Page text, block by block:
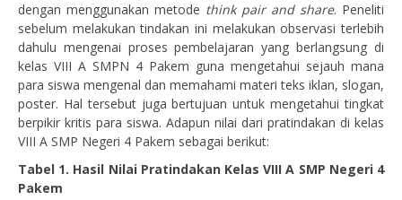
dengan menggunakan metode think pair and share. Peneliti
sebelum melakukan tindakan ini melakukan observasi terlebih
dahulu mengenai proses pembelajaran yang berlangsung di
kelas VIII A SMPN 4 Pakem guna mengetahui sejauh mana
para siswa mengenal dan memahami materi teks iklan, slogan,
poster. Hal tersebut juga bertujuan untuk mengetahui tingkat
berpikir kritis para siswa. Adapun nilai dari pratindakan di kelas
VIII A SMP Negeri 4 Pakem sebagai berikut:
Tabel 1. Hasil Nilai Pratindakan Kelas VIII A SMP Negeri 4
Pakem